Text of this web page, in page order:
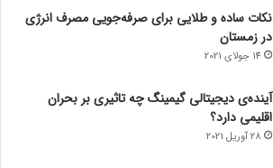
نکات ساده و طلایی برای صرفه‌جویی مصرف انرژی
در زمستان
14 جولای 2021
آینده‌ی دیجیتالی گیمینگ چه تاثیری بر بحران
اقلیمی دارد؟
28 آوریل 2021